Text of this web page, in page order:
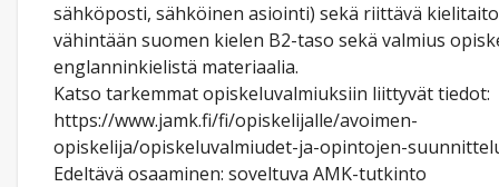
sähköposti, sähköinen asiointi) sekä riittävä
vähintään suomen kielen B2-taso sekä valmius
englanninkielistä materiaalia.
Katso tarkemmat opiskeluvalmiuksiin liittyvät tiedot:
https://www.jamk.fi/fi/opiskelijalle/avoimen-
opiskelija/opiskeluvalmiudet-ja-opintojen-
Edeltävä osaaminen: soveltuva AMK-tutkinto